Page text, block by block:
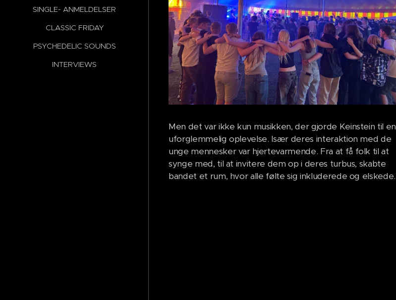
SINGLE- ANMELDELSER
CLASSIC FRIDAY
PSYCHEDELIC SOUNDS
INTERVIEWS
Men det var ikke kun musikken, der gjorde Keinstein til en
uforglemmelig oplevelse. Især deres interaktion med de
unge mennesker var hjertevarmende. Fra at få folk til at
synge med, til at invitere dem op i deres turbus, skabte
bandet et rum, hvor alle følte sig inkluderede og elskede.